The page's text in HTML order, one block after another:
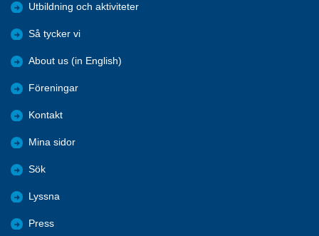
Utbildning och aktiviteter
Så tycker vi
About us (in English)
Föreningar
Kontakt
Mina sidor
Sök
Lyssna
Press